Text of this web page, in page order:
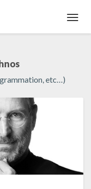
etc…)